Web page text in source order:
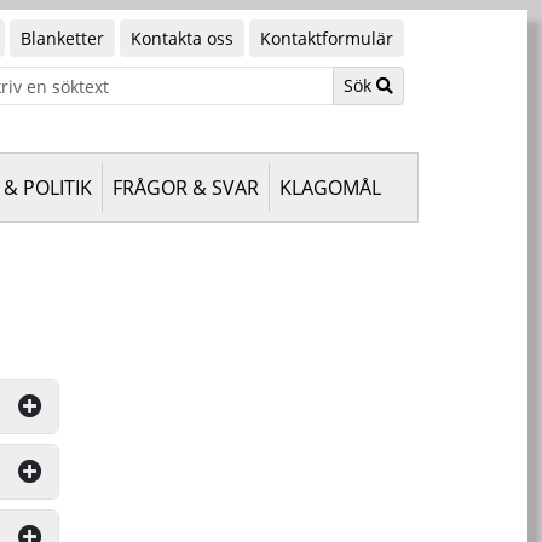
Blanketter Kontakta oss Kontaktformulär
Sök
POLITIK FRÅGOR & SVAR KLAGOMÅL